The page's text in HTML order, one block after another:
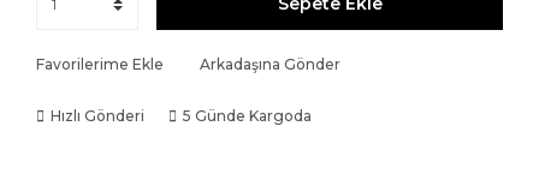
Favorilerime Ekle Arkadaşına Gönder
Hızlı Gönderi 5 Günde Kargoda